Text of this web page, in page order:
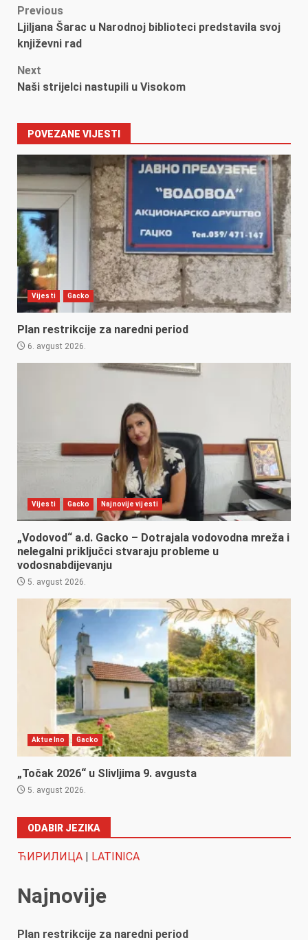
Post
navigation
Previous
Ljiljana Šarac u Narodnoj biblioteci predstavila svoj
književni rad
Next
Naši strijelci nastupili u Visokom
POVEZANE VIJESTI
Vijesti Gacko
Plan restrikcije za naredni period
6. avgust 2026.
Vijesti Gacko Najnovije vijesti
„Vodovod“ a.d. Gacko – Dotrajala vodovodna mreža i
nelegalni priključci stvaraju probleme u
vodosnabdijevanju
5. avgust 2026.
Aktuelno Gacko
„Točak 2026“ u Slivljima 9. avgusta
5. avgust 2026.
ODABIR JEZIKA
ЋИРИЛИЦА | LATINICA
Najnovije
Plan restrikcije za naredni period